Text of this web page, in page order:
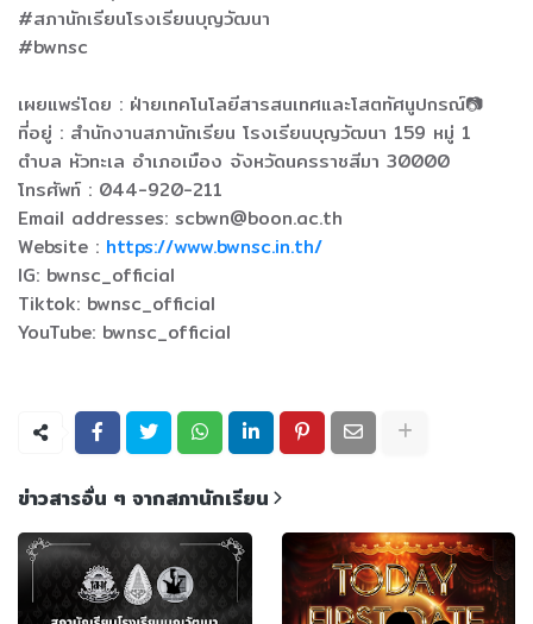
#สภานักเรียนโรงเรียนบุญวัฒนา
#bwnsc
เผยแพร่โดย : ฝ่ายเทคโนโลยีสารสนเทศและโสตทัศนูปกรณ์📷
ที่อยู่ : สำนักงานสภานักเรียน โรงเรียนบุญวัฒนา 159 หมู่ 1
ตำบล หัวทะเล อำเภอเมือง จังหวัดนครราชสีมา 30000
โทรศัพท์ : 044-920-211
Email addresses: scbwn@boon.ac.th
Website : https://www.bwnsc.in.th/
IG: bwnsc_official
Tiktok: bwnsc_official
YouTube: bwnsc_official
ข่าวสารอื่น ๆ จากสภานักเรียน